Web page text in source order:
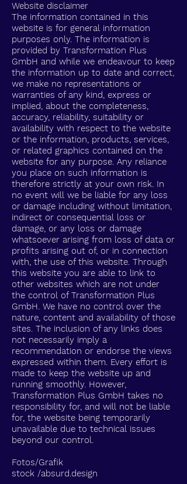
Website disclaimer
The information contained in this
website is for general information
purposes only. The information is
provided by Transformation Plus
GmbH and while we endeavour to keep
the information up to date and correct,
we make no representations or
warranties of any kind, express or
implied, about the completeness,
accuracy, reliability, suitability or
availability with respect to the website
or the information, products, services,
or related graphics contained on the
website for any purpose. Any reliance
you place on such information is
therefore strictly at your own risk. In
no event will we be liable for any loss
or damage including without limitation,
indirect or consequential loss or
damage, or any loss or damage
whatsoever arising from loss of data or
profits arising out of, or in connection
with, the use of this website. Through
this website you are able to link to
other websites which are not under
the control of Transformation Plus
GmbH. We have no control over the
nature, content and availability of those
sites. The inclusion of any links does
not necessarily imply a
recommendation or endorse the views
expressed within them. Every effort is
made to keep the website up and
running smoothly. However,
Transformation Plus GmbH takes no
responsibility for, and will not be liable
for, the website being temporarily
unavailable due to technical issues
beyond our control.
Fotos/Grafik
stock /absurd.design